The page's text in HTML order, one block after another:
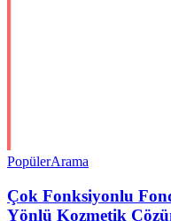
PopülerArama
Çok Fonksiyonlu
Yönlü Kozmetik